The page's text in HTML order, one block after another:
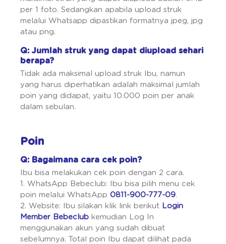
per 1 foto. Sedangkan apabila upload struk
melalui Whatsapp dipastikan formatnya jpeg, jpg
atau png.
Q: Jumlah struk yang dapat diupload sehari
berapa?
Tidak ada maksimal upload struk Ibu, namun
yang harus diperhatikan adalah maksimal jumlah
poin yang didapat, yaitu 10.000 poin per anak
dalam sebulan.
Poin
Q: Bagaimana cara cek poin?
Ibu bisa melakukan cek poin dengan 2 cara.
1. WhatsApp Bebeclub: Ibu bisa pilih menu cek
poin melalui WhatsApp0811-900-777-09.
2. Website: Ibu silakan klik link berikut Login
Member Bebeclub kemudian Log In
menggunakan akun yang sudah dibuat
sebelumnya. Total poin Ibu dapat dilihat pada